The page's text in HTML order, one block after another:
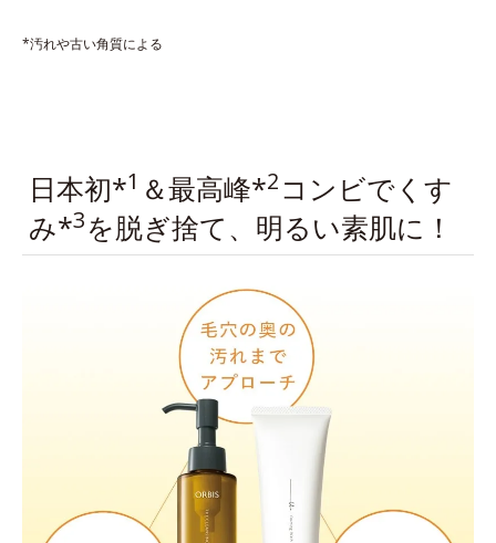
*汚れや古い角質による
日本初*1 ＆最高峰*2コンビでくす
み*3を脱ぎ捨て、明るい素肌に！